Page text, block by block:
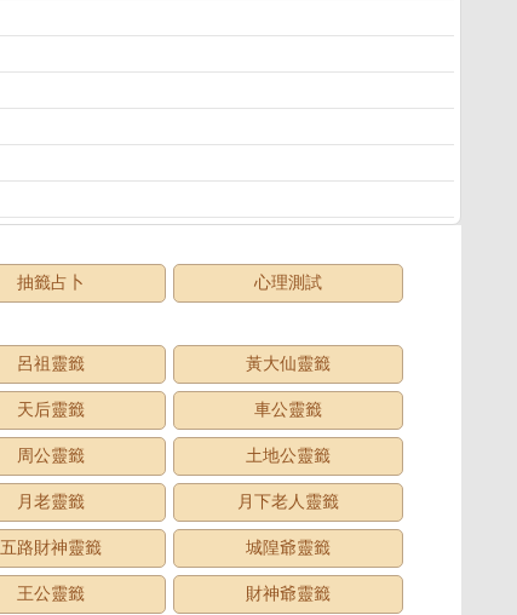
抽籤占卜 心理測試
呂祖靈籤 黃大仙靈籤
天后靈籤 車公靈籤
周公靈籤 土地公靈籤
月老靈籤 月下老人靈籤
五路財神靈籤 城隍爺靈籤
王公靈籤 財神爺靈籤